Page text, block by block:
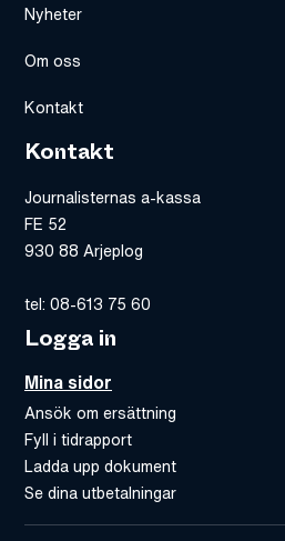
Nyheter
Om oss
Kontakt
Kontakt
Journalisternas a-kassa
FE 52
930 88 Arjeplog
tel: 08-613 75 60
Logga in
Mina sidor
Ansök om ersättning
Fyll i tidrapport
Ladda upp dokument
Se dina utbetalningar